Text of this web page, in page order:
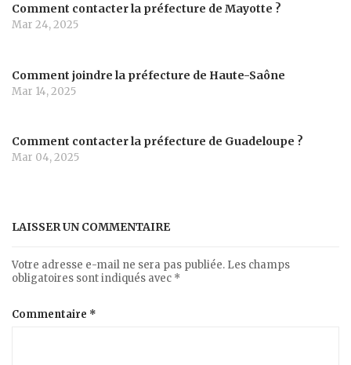
Comment contacter la préfecture de Mayotte ?
Mar 24, 2025
Comment joindre la préfecture de Haute-Saône
Mar 14, 2025
Comment contacter la préfecture de Guadeloupe ?
Mar 04, 2025
LAISSER UN COMMENTAIRE
Votre adresse e-mail ne sera pas publiée. Les champs
obligatoires sont indiqués avec *
Commentaire *